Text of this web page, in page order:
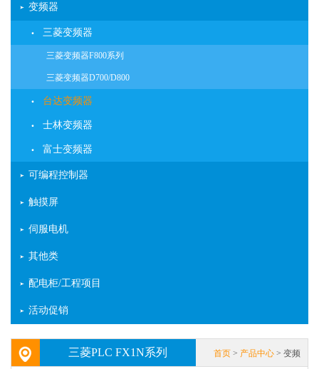
变频器
三菱变频器
三菱变频器F800系列
三菱变频器D700/D800
台达变频器
士林变频器
富士变频器
可编程控制器
触摸屏
伺服电机
其他类
配电柜/工程项目
活动促销
三菱PLC FX1N系列 首页 > 产品中心 > 变频